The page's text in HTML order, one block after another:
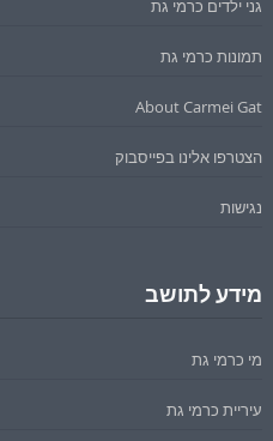
גני ילדים כרמי גת
תמונות כרמי גת
About Carmei Gat
הצטרפו אלינו בפייסבוק
נגישות
מידע לתושב
מי כרמי גת
עיריית כרמי גת